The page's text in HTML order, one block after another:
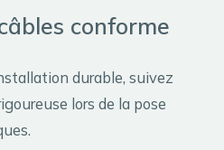
conforme
durable, suivez
lors de la pose